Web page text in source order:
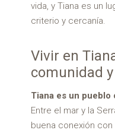
vida, y Tiana es un
criterio y cercanía.
Vivir en
comunidad
Tiana es un pueblo
Entre el mar y la
buena conexión con